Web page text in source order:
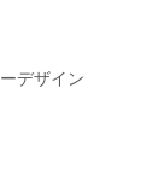
デザイン